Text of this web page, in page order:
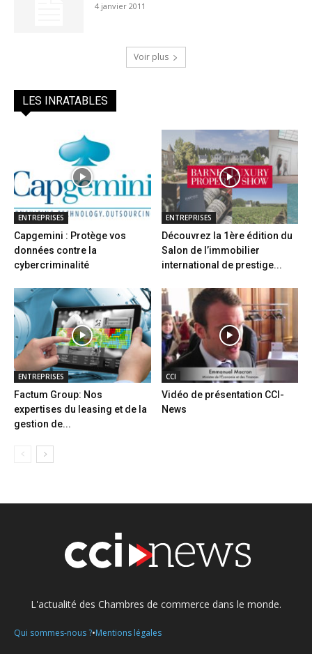
4 janvier 2011
Voir plus
LES INRATABLES
ENTREPRISES
Capgemini : Protège vos
données contre la
cybercriminalité
ENTREPRISES
Découvrez la 1ère édition du
Salon de l’immobilier
international de prestige...
ENTREPRISES
Factum Group: Nos
expertises du leasing et de la
gestion de...
CCI
Vidéo de présentation CCI-
News
L'actualité des Chambres de commerce dans le monde.
Qui sommes-nous ?•Mentions légales